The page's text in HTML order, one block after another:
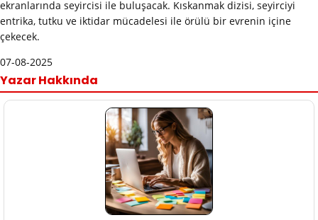
ekranlarında seyircisi ile buluşacak. Kıskanmak dizisi, seyirciyi
entrika, tutku ve iktidar mücadelesi ile örülü bir evrenin içine
çekecek.
07-08-2025
Yazar Hakkında